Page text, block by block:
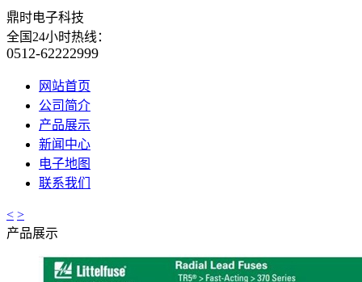
鼎时电子科技
全国24小时热线：
0512-62222999
网站首页
公司简介
产品展示
新闻中心
电子地图
联系我们
< >
产品展示